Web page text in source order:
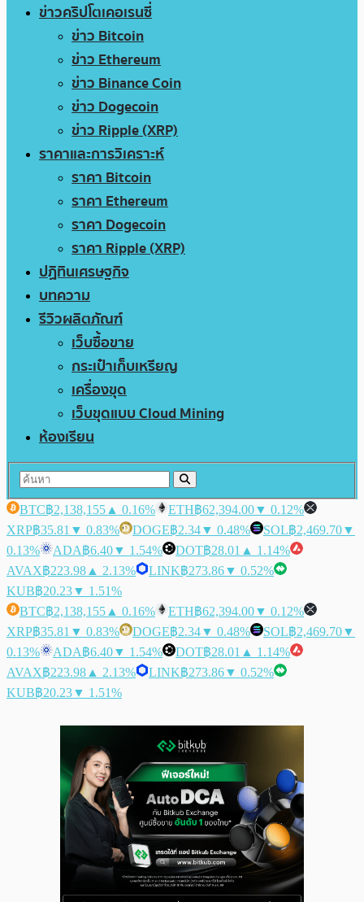
ข่าวคริปโตเคอเรนซี่
ข่าว Bitcoin
ข่าว Ethereum
ข่าว Binance Coin
ข่าว Dogecoin
ข่าว Ripple (XRP)
ราคาและการวิเคราะห์
ราคา Bitcoin
ราคา Ethereum
ราคา Dogecoin
ราคา Ripple (XRP)
ปฏิทินเศรษฐกิจ
บทความ
รีวิวผลิตภัณฑ์
เว็บซื้อขาย
กระเป๋าเก็บเหรียญ
เครื่องขุด
เว็บขุดแบบ Cloud Mining
ห้องเรียน
BTC฿2,138,155 ▲ 0.16% ETH฿62,394.00▼ 0.12%
XRP฿35.81 ▼ 0.83% DOGE฿2.34▼ 0.48% SOL฿2,469.70▼
0.13%
ADA฿6.40▼ 1.54% DOT฿28.01 ▲ 1.14%
AVAX฿223.98 ▲ 2.13% LINK฿273.86▼ 0.52%
KUB฿20.23▼ 1.51%
BTC฿2,138,155 ▲ 0.16% ETH฿62,394.00▼ 0.12%
XRP฿35.81 ▼ 0.83% DOGE฿2.34▼ 0.48% SOL฿2,469.70▼
0.13%
ADA฿6.40▼ 1.54% DOT฿28.01 ▲ 1.14%
AVAX฿223.98 ▲ 2.13% LINK฿273.86▼ 0.52%
KUB฿20.23▼ 1.51%